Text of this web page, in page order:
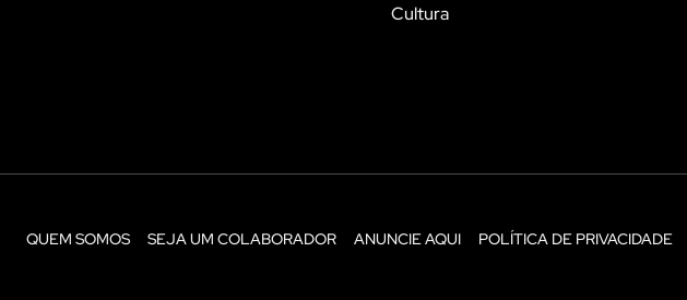
Cultura
QUEM SOMOS SEJA UM COLABORADOR ANUNCIE AQUI POLÍTICA DE PRIVACIDADE